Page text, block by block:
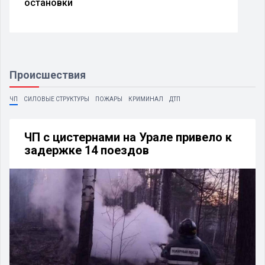
Происшествия
ЧП СИЛОВЫЕ СТРУКТУРЫ ПОЖАРЫ КРИМИНАЛ ДТП
ЧП с цистернами на Урале привело к
задержке 14 поездов